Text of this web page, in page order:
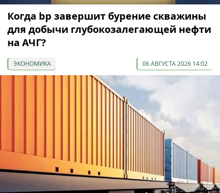
Когда bp завершит бурение скважины
для добычи глубокозалегающей нефти
на АЧГ?
ЭКОНОМИКА 06 АВГУСТА 2026 14:02